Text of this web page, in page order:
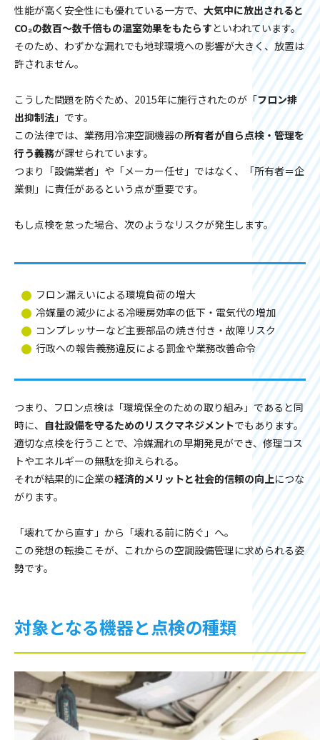
性能が高く安全性にも優れている一方で、 大気中に放出されると
CO₂の数百〜数千倍もの温室効果をもたらすといわれています。
そのため、わずかな漏れでも地球環境への影響が大きく、放置は
許されません。
こうした問題を防ぐため、2015年に施行されたのが「フロン排
出抑制法 」です。
この法律では、業務用冷凍空調機器の所有者が自ら点検・管理を
行う義務が課せられています。
つまり「設備業者」や「メーカー任せ」ではなく、「所有者＝企
業側」に責任があるという点が重要です。
もし点検を怠った場合、次のようなリスクが発生します。
フロン漏えいによる環境負荷の増大
冷媒量の減少による冷暖房効率の低下・電気代の増加
コンプレッサーなど主要部品の焼き付き・故障リスク
行政への報告義務違反による罰金や業務改善命令
つまり、フロン点検は「環境保全のための取り組み」であると同
時に、 自社設備を守るためのリスクマネジメントでもあります。
適切な点検を行うことで、冷媒漏れの早期発見ができ、修理コス
トやエネルギーの無駄を抑えられる。
それが結果的に企業の経済的メリットと社会的信頼の向上につな
がります。
「壊れてから直す」から「壊れる前に防ぐ」へ。
この発想の転換こそが、これからの空調設備管理に求められる姿
勢です。
対象となる機器と点検の種類